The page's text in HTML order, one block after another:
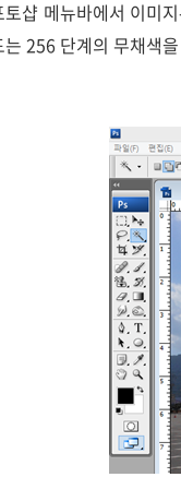
토샵 메뉴바에서 이미
는 256 단계의 무채색